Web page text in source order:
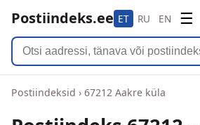
Postiindeks.ee ET RU EN ☰
Postiindeksid › 67212 Aakre küla